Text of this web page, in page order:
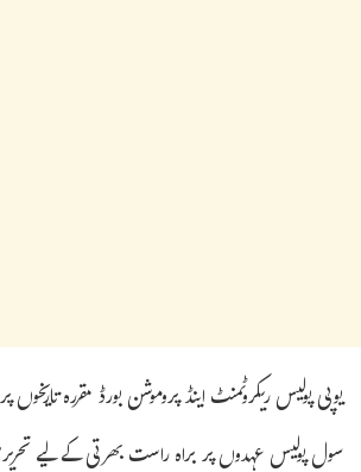
سول پولیس عہدوں پر براہ راست بھرتی کے لیے